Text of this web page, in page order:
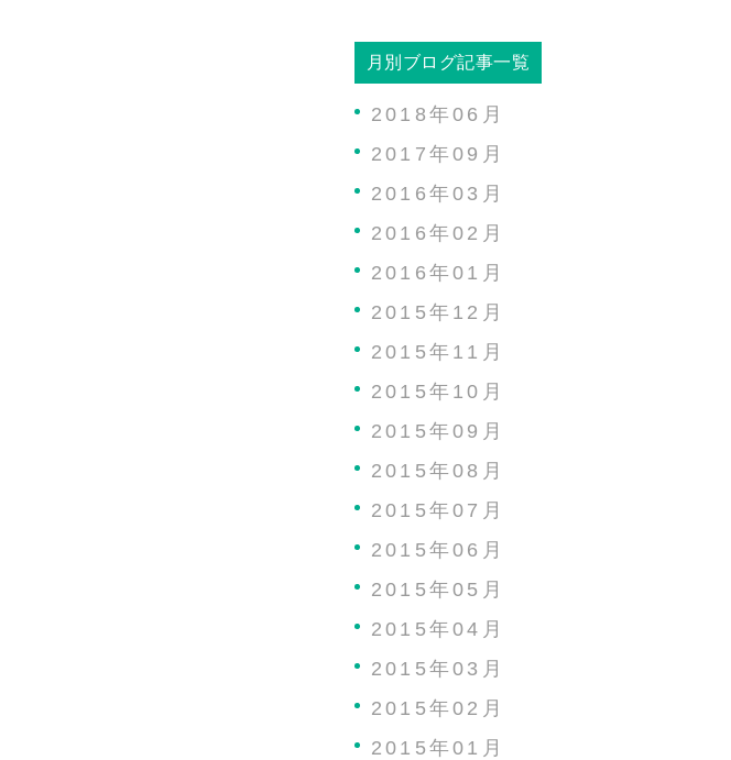
月別ブログ記事一覧
2018年06月
2017年09月
2016年03月
2016年02月
2016年01月
2015年12月
2015年11月
2015年10月
2015年09月
2015年08月
2015年07月
2015年06月
2015年05月
2015年04月
2015年03月
2015年02月
2015年01月